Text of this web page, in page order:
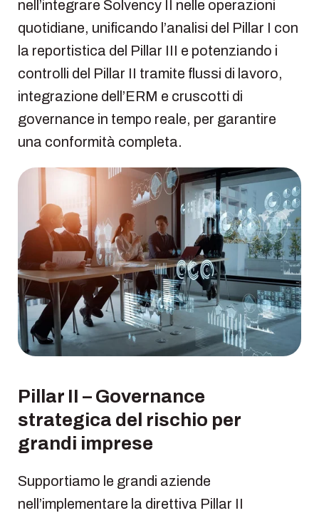
nell’integrare Solvency II nelle operazioni
quotidiane, unificando l’analisi del Pillar I con
la reportistica del Pillar III e potenziando i
controlli del Pillar II tramite flussi di lavoro,
integrazione dell’ERM e cruscotti di
governance in tempo reale, per garantire
una conformità completa.
Pillar II – Governance
strategica del rischio per
grandi imprese
Supportiamo le grandi aziende
nell’implementare la direttiva Pillar II